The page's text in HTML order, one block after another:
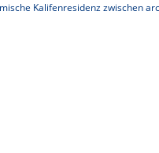
Kalifenresidenz zwischen